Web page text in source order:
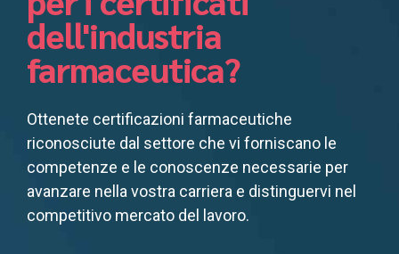
dell'industria
farmaceutica?
Ottenete certificazioni farmaceutiche
riconosciute dal settore che vi forniscano le
competenze e le conoscenze necessarie per
avanzare nella vostra carriera e distinguervi nel
competitivo mercato del lavoro.